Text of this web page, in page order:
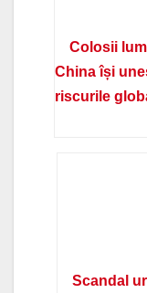
Colosii
China își
riscurile
Scandal